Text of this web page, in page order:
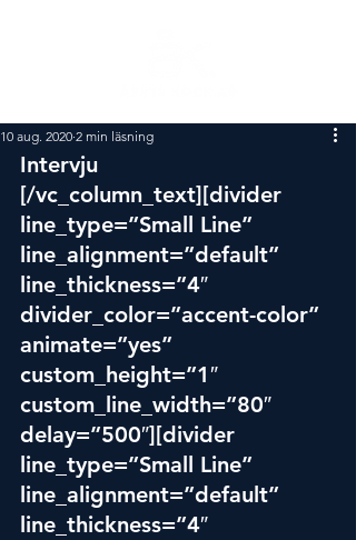
10 aug. 2020 2 min läsning
Intervju
[/vc_column_text][divider
line_type=”Small Line”
line_alignment=”default”
line_thickness=”4″
divider_color=”accent-color”
animate=”yes”
custom_height=”1″
custom_line_width=”80″
delay=”500″][divider
line_type=”Small Line”
line_alignment=”default”
line_thickness=”4″